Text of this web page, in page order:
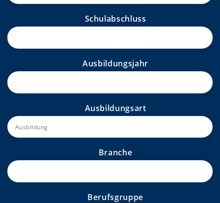
Schulabschluss
Ausbildungsjahr
Ausbildungsart
Branche
Berufsgruppe